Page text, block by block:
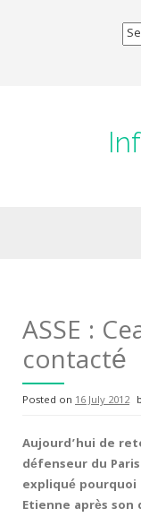
ASSE :
contacté
Posted on 16 July 2012
Aujourd’hui de
défenseur du
expliqué pourquoi
Etienne après son